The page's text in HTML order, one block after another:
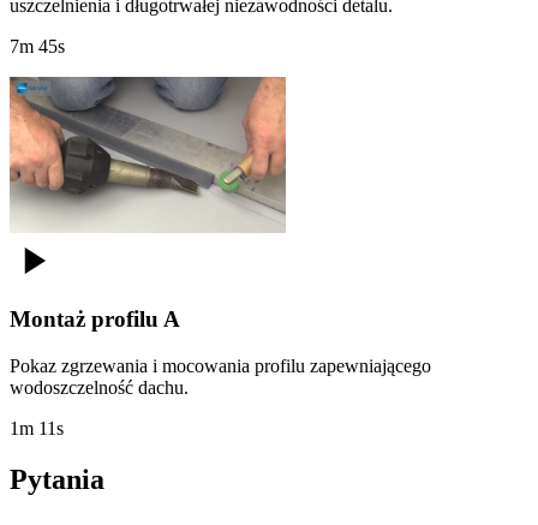
uszczelnienia i długotrwałej niezawodności detalu.
7m 45s
Montaż profilu A
Pokaz zgrzewania i mocowania profilu zapewniającego
wodoszczelność dachu.
1m 11s
Pytania